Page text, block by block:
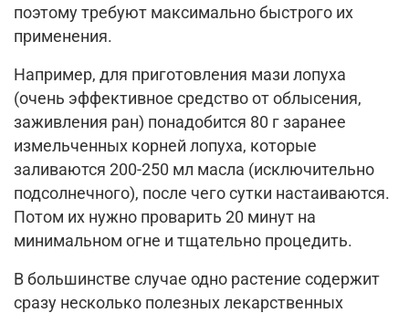
поэтому требуют максимально быстрого их
применения.
Например, для приготовления мази лопуха
(очень эффективное средство от облысения,
заживления ран) понадобится 80 г заранее
измельченных корней лопуха, которые
заливаются 200-250 мл масла (исключительно
подсолнечного), после чего сутки настаиваются.
Потом их нужно проварить 20 минут на
минимальном огне и тщательно процедить.
В большинстве случае одно растение содержит
сразу несколько полезных лекарственных